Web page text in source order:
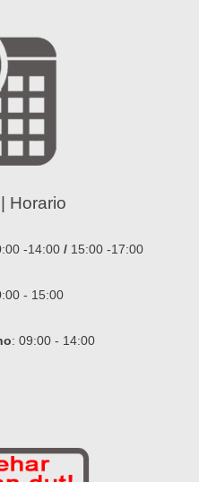
Horario
-14:00 / 15:00 -17:00
- 15:00
: 09:00 - 14:00